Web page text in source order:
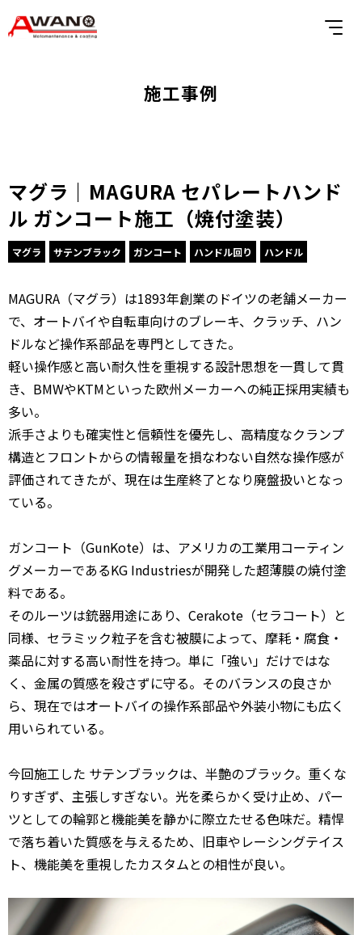
施工事例
マグラ｜MAGURA セパレートハンド
ル ガンコート施工（焼付塗装）
マグラ サテンブラック ガンコート ハンドル回り ハンドル
MAGURA（マグラ）は1893年創業のドイツの老舗メーカー
で、オートバイや自転車向けのブレーキ、クラッチ、ハン
ドルなど操作系部品を専門としてきた。
軽い操作感と高い耐久性を重視する設計思想を一貫して貫
き、BMWやKTMといった欧州メーカーへの純正採用実績も
多い。
派手さよりも確実性と信頼性を優先し、高精度なクランプ
構造とフロントからの情報量を損なわない自然な操作感が
評価されてきたが、現在は生産終了となり廃盤扱いとなっ
ている。
ガンコート（GunKote）は、アメリカの工業用コーティン
グメーカーであるKG Industriesが開発した超薄膜の焼付塗
料である。
そのルーツは銃器用途にあり、Cerakote（セラコート）と
同様、セラミック粒子を含む被膜によって、摩耗・腐食・
薬品に対する高い耐性を持つ。単に「強い」だけではな
く、金属の質感を殺さずに守る。そのバランスの良さか
ら、現在ではオートバイの操作系部品や外装小物にも広く
用いられている。
今回施工した サテンブラックは、半艶のブラック。重くな
りすぎず、主張しすぎない。光を柔らかく受け止め、パー
ツとしての輪郭と機能美を静かに際立たせる色味だ。精悍
で落ち着いた質感を与えるため、旧車やレーシングテイス
ト、機能美を重視したカスタムとの相性が良い。